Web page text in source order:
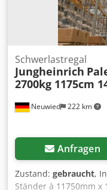
Neuwied 222 km
Schwerlastregal
Jungheinrich
2700kg 1175cm
Anfragen
Zustand: gebraucht,
Ständer à 11750mm x